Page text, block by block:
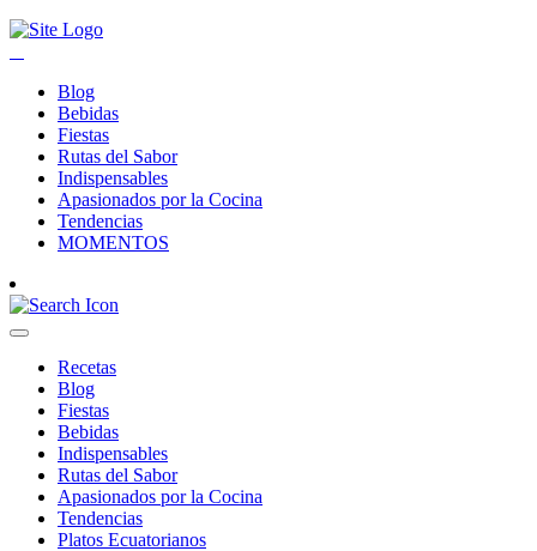
Blog
Bebidas
Fiestas
Rutas del Sabor
Indispensables
Apasionados por la Cocina
Tendencias
MOMENTOS
Recetas
Blog
Fiestas
Bebidas
Indispensables
Rutas del Sabor
Apasionados por la Cocina
Tendencias
Platos Ecuatorianos